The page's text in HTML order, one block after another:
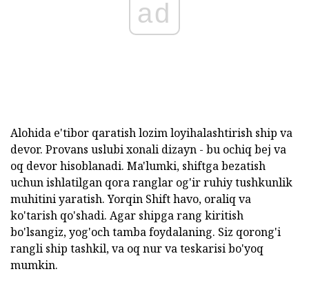
ad
Alohida e'tibor qaratish lozim loyihalashtirish ship va
devor. Provans uslubi xonali dizayn - bu ochiq bej va
oq devor hisoblanadi. Ma'lumki, shiftga bezatish
uchun ishlatilgan qora ranglar og'ir ruhiy tushkunlik
muhitini yaratish. Yorqin Shift havo, oraliq va
ko'tarish qo'shadi. Agar shipga rang kiritish
bo'lsangiz, yog'och tamba foydalaning. Siz qorong'i
rangli ship tashkil, va oq nur va teskarisi bo'yoq
mumkin.